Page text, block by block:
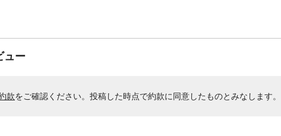
ュー
款をご確認ください。投稿した時点で約款に同意したものとみなします。